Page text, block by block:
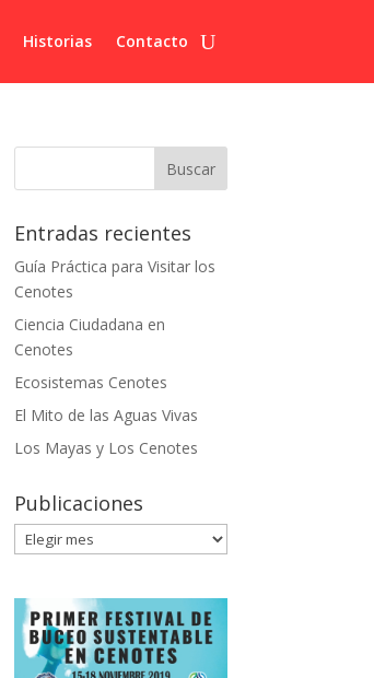
Historias Contacto
Entradas recientes
Guía Práctica para Visitar los
Cenotes
Ciencia Ciudadana en
Cenotes
Ecosistemas Cenotes
El Mito de las Aguas Vivas
Los Mayas y Los Cenotes
Publicaciones
Publicaciones